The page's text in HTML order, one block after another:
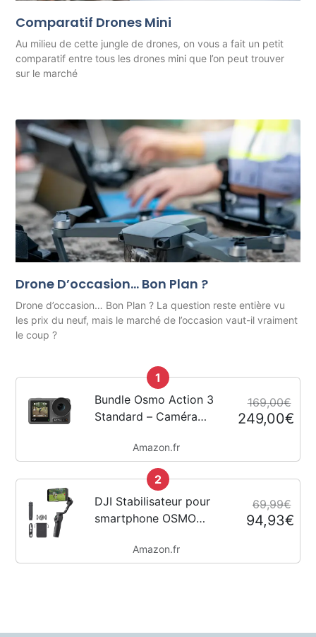
Comparatif Drones Mini
Au milieu de cette jungle de drones, on vous a fait un petit
comparatif entre tous les drones mini que l’on peut trouver
sur le marché
Drone D’occasion… Bon Plan ?
Drone d’occasion… Bon Plan ? La question reste entière vu
les prix du neuf, mais le marché de l’occasion vaut-il vraiment
le coup ?
1
Bundle Osmo Action 3
Standard – Caméra
super large,
HorizonSteady,
résistant au froid,
longue durée, support
vertical à démontage...
169,00€
249,00€
Amazon.fr
2
DJI Stabilisateur pour
smartphone OSMO
pour téléphones, bras
69,99€
94,93€
Amazon.fr